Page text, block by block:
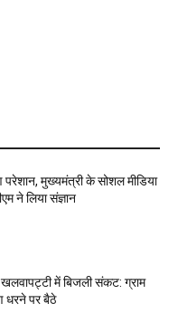
मुख्यमंत्री के सोशल मीडिया
ने लिया संज्ञान
में बिजली संकट: ग्राम
धरने पर बैठे